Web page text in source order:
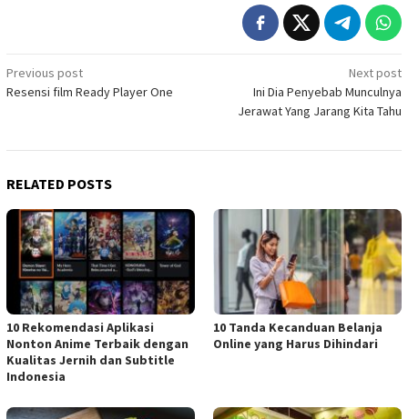
Post
navigation
Previous post
Resensi film Ready Player One
Next post
Ini Dia Penyebab Munculnya
Jerawat Yang Jarang Kita Tahu
RELATED POSTS
10 Rekomendasi Aplikasi
Nonton Anime Terbaik dengan
Kualitas Jernih dan Subtitle
Indonesia
10 Tanda Kecanduan Belanja
Online yang Harus Dihindari